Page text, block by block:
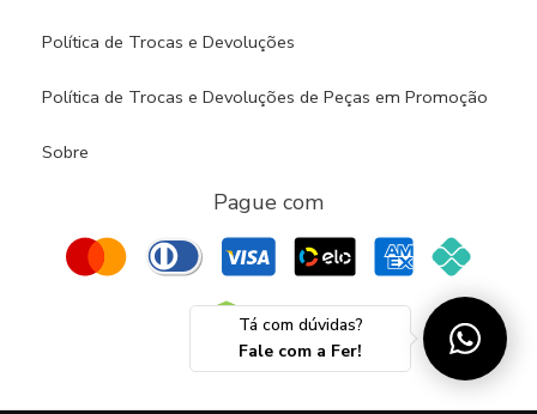
Política de Trocas e Devoluções
Política de Trocas e Devoluções de Peças em Promoção
Sobre
Pague com
Tá com dúvidas?
Fale com a Fer!